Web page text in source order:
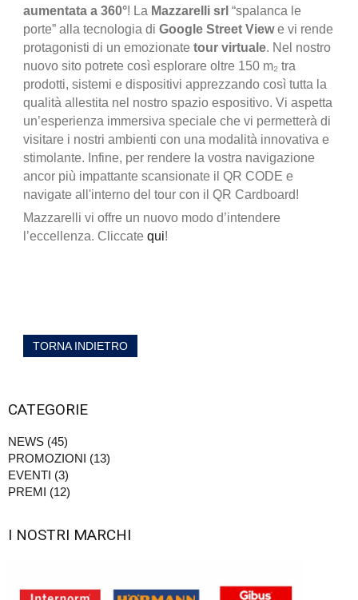
aumentata a 360°! La Mazzarelli srl “spalanca le
porte” alla tecnologia di Google Street Viewe vi rende
protagonisti di un emozionate tour virtuale. Nel nostro
nuovo sito potrete così esplorare oltre 150 m₂ tra
prodotti, sistemi e dispositivi apprezzando così tutta la
qualità allestita nel nostro spazio espositivo. Vi aspetta
un’esperienza immersiva speciale che vi permetterà di
visitare i nostri ambienti con una modalità innovativa e
stimolante. Infine, per rendere la vostra navigazione
ancor più impattante scansionate il QR CODE e
navigate all'interno del tour con il QR Cardboard!
Mazzarelli vi offre un nuovo modo d’intendere
l’eccellenza. Cliccate qui!
TORNA INDIETRO
CATEGORIE
NEWS (45)
PROMOZIONI (13)
EVENTI (3)
PREMI (12)
I NOSTRI MARCHI